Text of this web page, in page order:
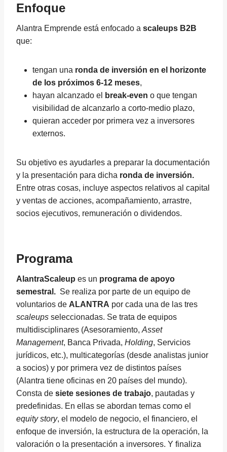
Enfoque
Alantra Emprende está enfocado a scaleups B2B
que:
tengan una ronda de inversión en el horizonte
de los próximos 6-12 meses,
hayan alcanzado el
break-even o que tengan
visibilidad de alcanzarlo a corto-medio plazo,
quieran acceder por primera vez a inversores
externos.
Su objetivo es ayudarles a preparar la documentación
y la presentación para dicha ronda de inversión.
Entre otras cosas, incluye aspectos relativos al capital
y ventas de acciones, acompañamiento, arrastre,
socios ejecutivos, remuneración o dividendos.
Programa
AlantraScaleup es un programa de apoyo
semestral. Se realiza por parte de un equipo de
voluntarios de ALANTRA por cada una de las tres
scaleups seleccionadas. Se trata de equipos
multidisciplinares (Asesoramiento, Asset
Management, Banca Privada, Holding, Servicios
jurídicos, etc.), multicategorías (desde analistas junior
a socios) y por primera vez de distintos países
(Alantra tiene oficinas en 20 países del mundo).
Consta de siete sesiones de trabajo, pautadas y
predefinidas. En ellas se abordan temas como el
equity story, el modelo de negocio, el financiero, el
enfoque de inversión, la estructura de la operación, la
valoración o la presentación a inversores. Y finaliza